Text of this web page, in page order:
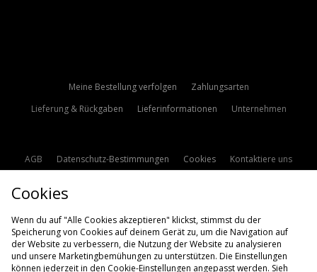
Meine Bestellung verfolgen
Zahlungsarten
Lieferung & Rückgaben
Lieferinformationen Unternehmen
AGB Datenschutz-Bestimmungen Cookies
Kontaktiere uns
Cookies
Wenn du auf "Alle Cookies akzeptieren" klickst, stimmst du der
Speicherung von Cookies auf deinem Gerät zu, um die Navigation auf
der Website zu verbessern, die Nutzung der Website zu analysieren
und unsere Marketingbemühungen zu unterstützen. Die Einstellungen
können jederzeit in den Cookie-Einstellungen angepasst werden. Sieh